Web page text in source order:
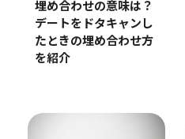
埋め合わせの意味は？
デートをドタキャンし
たときの埋め合わせ方
を紹介